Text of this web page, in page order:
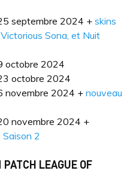
septembre 2024 + skins
Sona, et Nuit
octobre 2024
octobre 2024
novembre 2024 +nouveau
novembre 2024 +
2
LEAGUE OF